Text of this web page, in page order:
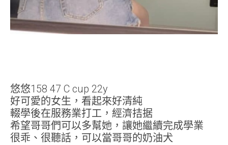
悠悠158 47 C cup 22y
好可愛的女生，看起來好清純
輟學後在服務業打工，經濟拮据
希望哥哥們可以多幫她，讓她繼續完成學業
很乖、很聽話，可以當哥哥的奶油犬